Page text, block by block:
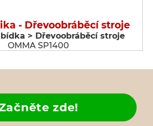
- Dřevoobráběcí stroje
> Dřevoobráběcí stroje
OMMA SP1400
zde!